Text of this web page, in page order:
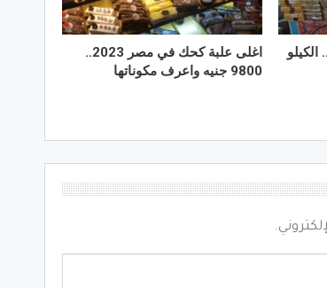
أرخص كحك في مصر 2023.. الكيلو
اغلى علبة كحك في مصر 2023..
9800 جنيه واعرف مكوناتها